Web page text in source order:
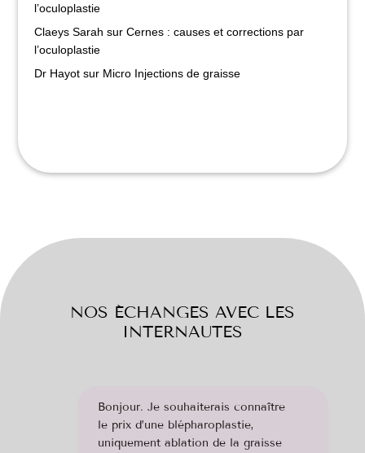
l’oculoplastie
Claeys Sarah surCernes : causes et corrections par
l’oculoplastie
Dr Hayot sur Micro Injections de graisse
NOS ÉCHANGES AVEC LES
INTERNAUTES
Bonjour. Je souhaiterais connaître
le prix d’une blépharoplastie,
uniquement ablation de la graisse